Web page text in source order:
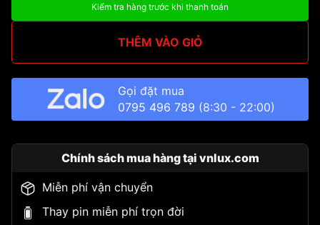
Kiểm tra hàng trước khi thanh toán
THÊM VÀO GIỎ
Gọi đặt mua
0795 496 789 (8:30 - 22:00)
Chính sách mua hàng tại vnlux.com
Miễn phí vận chuyển
Thay pin miễn phí trọn đời